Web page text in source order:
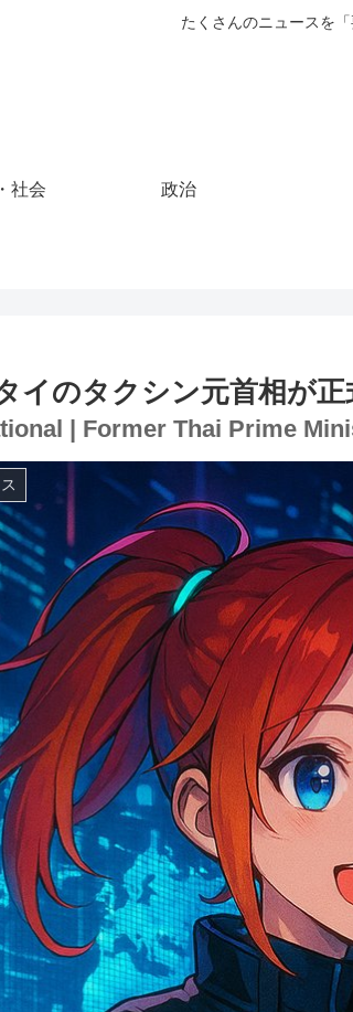
たくさんのニュースを
社会 政治
イのタクシン元首相が正
| Former Thai Prime